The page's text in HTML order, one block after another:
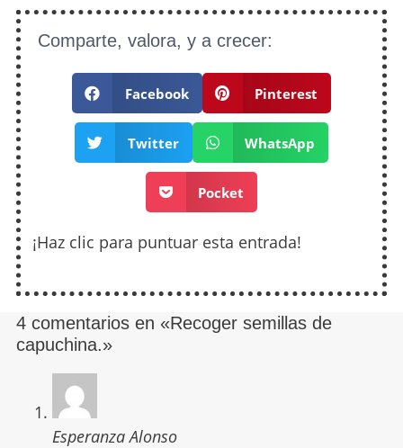
Comparte, valora, y a crecer:
Facebook Pinterest
Twitter WhatsApp
Pocket
¡Haz clic para puntuar esta entrada!
4 comentarios en «Recoger semillas de
capuchina.»
Esperanza Alonso